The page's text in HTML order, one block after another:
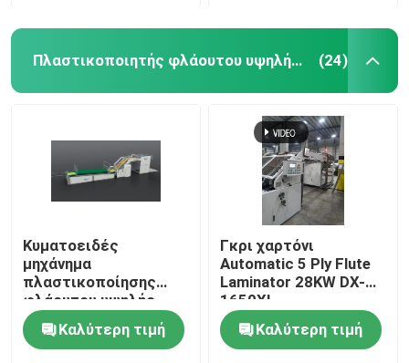
Πλαστικοποιητής φλάουτου υψηλής ταχύτητας (24)
Κυματοειδές
μηχάνημα
πλαστικοποίησης
φλάουτου υψηλής
ταχύτητας
1450mm*1450mm DX-
1450
Καλύτερη τιμή
Γκρι χαρτόνι
Automatic 5 Ply Flute
Laminator 28KW DX-
1650XL
Καλύτερη τιμή